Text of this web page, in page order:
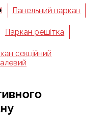
Панельний паркан
Паркан решітка
секційний